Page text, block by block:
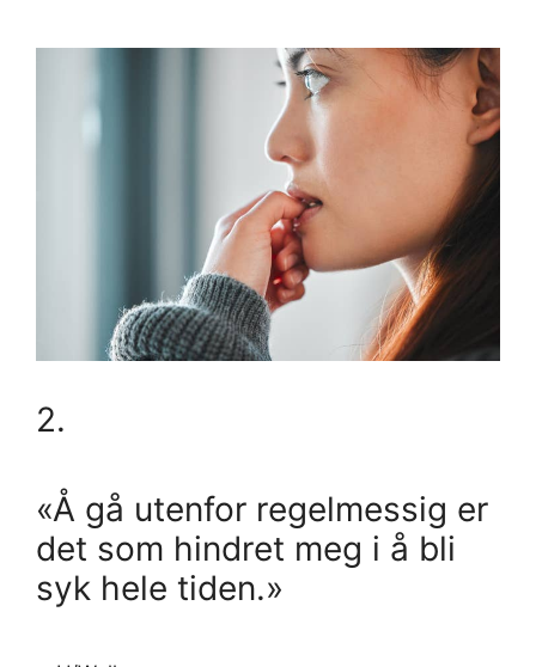
2.
«Å gå utenfor regelmessig er
det som hindret meg i å bli
syk hele tiden.»